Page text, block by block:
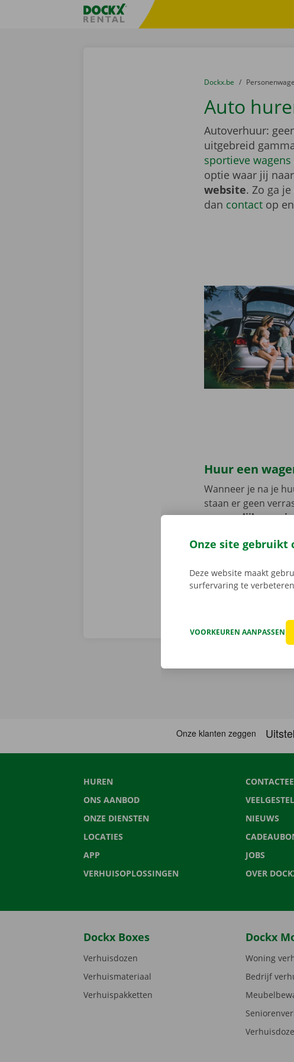
Taalselectie overslaanFratello DEMO
U bevindt zich hier:
van
Dockx.be naar
Auto
Autoverhuur:
uitgebreid
sportieve wagens
optie waar jij
website. Zo ga
dan contactop
Huur een
Wanneer je na je
staan er geen
persoonlijke
van pechverhelping
HUREN
ONS AANBOD
ONZE DIENSTEN
LOCATIES
APP
VERHUISOPLOSSINGEN
NIEUWS
JOBS
OVER
Dockx Boxes
Verhuisdozen
Verhuismateriaal
Verhuispakketten
Dockx
Woning
Bedrijf
Onze site gebruikt
Deze website maakt
surfervaring te
VOORKEUREN AANPASSEN